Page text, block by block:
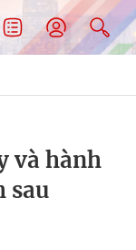
và hành
sau